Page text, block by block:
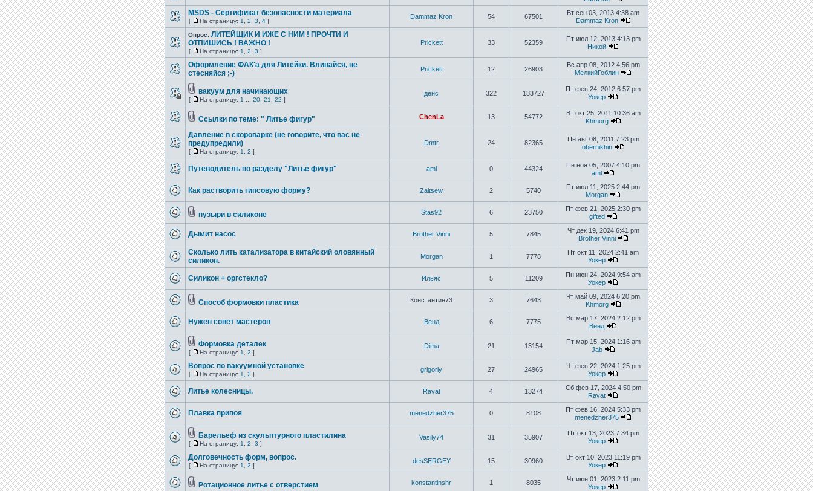
MSDS - Сертификат безопасности материала
[ На страницу: 1 2 3 4 ]
Dammaz Kron 54 67501
Вт сен 03, 2013 4:38 am
Dammaz Kron
Опрос: ЛИТЕЙЩИК И ИЖЕ С НИМ ! ПРОЧТИ И
ОТПИШИСЬ ! ВАЖНО !
[ На страницу: 1 2 3 ]
Prickett 33 52359
Пт июл 12, 2013 4:13 pm
Никой
Оформление ФАК'a для Литейки. Вливайся, не
стесняйся ;-)
Prickett 12 26903
Вс апр 08, 2012 4:56 pm
МелкийГоблин
вакуум для начинающих
[ На страницу: 1 20 21 22 ]
денc 322 183727
Пт фев 24, 2012 6:57 pm
Уокер
Ссылки по теме: " Литье фигур" ChenLa 13 54772
Вт окт 25, 2011 10:36 am
Khmorg
Давление в скороварке (не говорите, что вас не
предупредили)
[ На страницу: 1 2 ]
Dmtr 24 82365
Пн авг 08, 2011 7:23 pm
obernikhin
Путеводитель по разделу "Литье фигур" aml 0 44324
Пн ноя 05, 2007 4:10 pm
aml
Как растворить гипсовую форму? Zaitsew 2 5740
Пт июл 11, 2025 2:44 pm
Morgan
пузыри в силиконе Stas92 6 23750
Пт фев 21, 2025 2:30 pm
gifted
Дымит насос Brother Vinni 5 7845
Чт дек 19, 2024 6:41 pm
Brother Vinni
Сколько лить катализатора в китайский оловянный
силикон.
Morgan 1 7778
Пт окт 11, 2024 2:41 am
Уокер
Силикон + оргстекло? Ильяс 5 11209
Пн июн 24, 2024 9:54 am
Уокер
Способ формовки пластика Константин73 3 7643
Чт май 09, 2024 6:20 pm
Khmorg
Нужен совет мастеров Венд 6 7775
Вс мар 17, 2024 2:12 pm
Венд
Формовка деталек
[ На страницу: 1 2 ]
Dima 21 13154
Пт мар 15, 2024 1:16 am
Jab
Вопрос по вакуумной установке
[ На страницу: 1 2 ]
grigoriy 27 24965
Чт фев 22, 2024 1:25 pm
Уокер
Литье колесницы. Ravat 4 13274
Сб фев 17, 2024 4:50 pm
Ravat
Плавка припоя menedzher375 0 8108
Пт фев 16, 2024 5:33 pm
menedzher375
Барельеф из скульптурного пластилина
[ На страницу: 1 2 3 ]
Vasily74 31 35907
Пт окт 13, 2023 7:34 pm
Уокер
Долговечность форм, вопрос.
[ На страницу: 1 2 ]
desSERGEY 15 30960
Вт окт 10, 2023 11:19 pm
Уокер
Ротационное литье с отверстием konstantinshr 1 8035
Чт июн 01, 2023 2:11 pm
Уокер